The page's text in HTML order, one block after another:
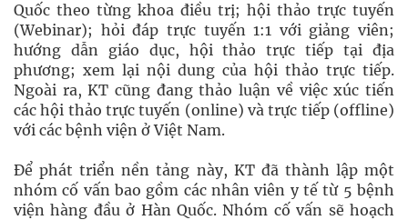
Quốc theo từng khoa điều trị; hội thảo trực tuyến
(Webinar); hỏi đáp trực tuyến 1:1 với giảng viên;
hướng dẫn giáo dục, hội thảo trực tiếp tại địa
phương; xem lại nội dung của hội thảo trực tiếp.
Ngoài ra, KT cũng đang thảo luận về việc xúc tiến
các hội thảo trực tuyến (online) và trực tiếp (offline)
với các bệnh viện ở Việt Nam.
Để phát triển nền tảng này, KT đã thành lập một
nhóm cố vấn bao gồm các nhân viên y tế từ 5 bệnh
viện hàng đầu ở Hàn Quốc. Nhóm cố vấn sẽ hoạch